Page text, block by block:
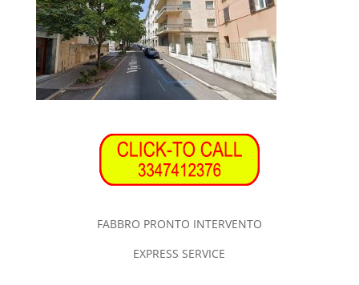
FABBRO PRONTO INTERVENTO
EXPRESS SERVICE